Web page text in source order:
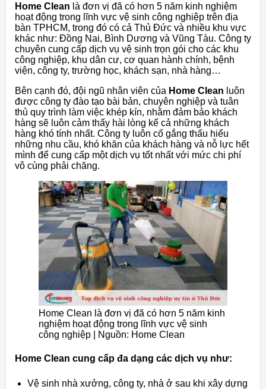
Home Clean là đơn vị đã có hơn 5 năm kinh nghiệm
hoạt động trong lĩnh vực vệ sinh công nghiệp trên địa
bàn TPHCM, trong đó có cả Thủ Đức và nhiều khu vực
khác như: Đồng Nai, Bình Dương và Vũng Tàu. Công ty
chuyên cung cấp dịch vụ vệ sinh trọn gói cho các khu
công nghiệp, khu dân cư, cơ quan hành chính, bệnh
viện, công ty, trường học, khách sạn, nhà hàng…
Bên cạnh đó, đội ngũ nhân viên của Home Clean luôn
được công ty đào tạo bài bản, chuyên nghiệp và tuân
thủ quy trình làm việc khép kín, nhằm đảm bảo khách
hàng sẽ luôn cảm thấy hài lòng kể cả những khách
hàng khó tính nhất. Công ty luôn cố gắng thấu hiểu
những nhu cầu, khó khăn của khách hàng và nỗ lực hết
mình để cung cấp một dịch vụ tốt nhất với mức chi phí
vô cùng phải chăng.
Home Clean là đơn vị đã có hơn 5 năm kinh
nghiệm hoạt động trong lĩnh vực vệ sinh
công nghiệp | Nguồn: Home Clean
Home Clean cung cấp đa dạng các dịch vụ như:
Vệ sinh nhà xưởng, công ty, nhà ở sau khi xây dựng